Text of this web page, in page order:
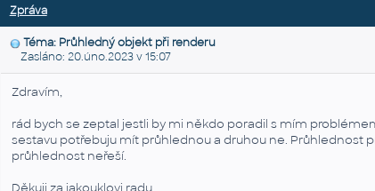
Zpráva
Téma: Průhledný objekt při renderu
Zasláno: 20.úno.2023 v 15:07
Zdravím,
rád bych se zeptal jestli by mi někdo poradil s mím
sestavu potřebuju mít průhlednou a druhou ne. Průhlednost
průhlednost neřeší.